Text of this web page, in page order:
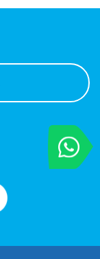
VOCÊ
Entre em